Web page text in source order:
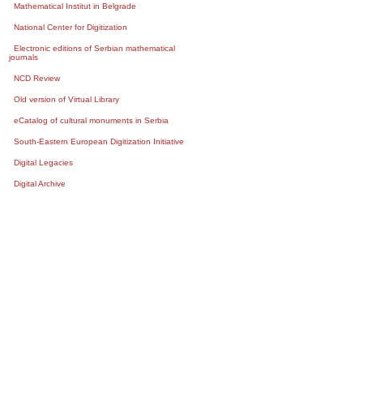
Mathematical Institut in Belgrade
National Center for Digitization
Electronic editions of Serbian mathematical
journals
NCD Review
Old version of Virtual Library
eCatalog of cultural monuments in Serbia
South-Eastern European Digitization Initiative
Digital Legacies
Digital Archive